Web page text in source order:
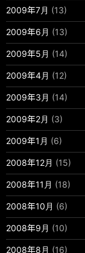
2009年7月 (13)
2009年6月 (13)
2009年5月 (14)
2009年4月 (12)
2009年3月 (14)
2009年2月 (3)
2009年1月 (6)
2008年12月 (15)
2008年11月 (18)
2008年10月 (6)
2008年9月 (10)
2008年8月 (16)